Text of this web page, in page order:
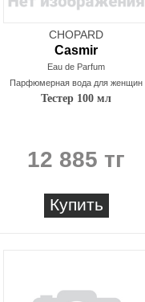
CHOPARD
Casmir
Eau de Parfum
Парфюмерная вода для женщин
Тестер 100 мл
12 885 тг
Купить